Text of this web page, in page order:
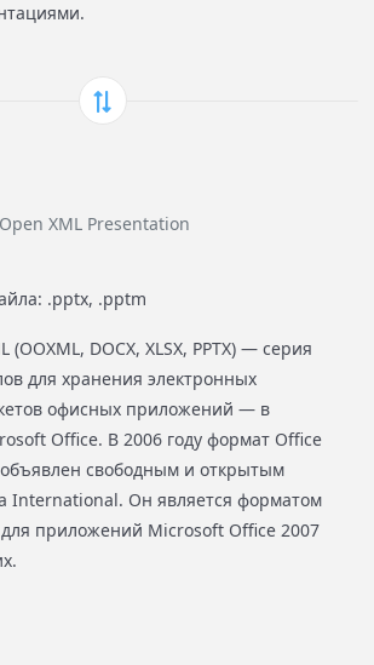
XML Presentation
.pptx, .pptm
(OOXML, DOCX, XLSX, PPTX) — серия
для хранения электронных
офисных приложений — в
Office. В 2006 году формат Office
свободным и открытым
International. Он является форматом
приложений Microsoft Office 2007